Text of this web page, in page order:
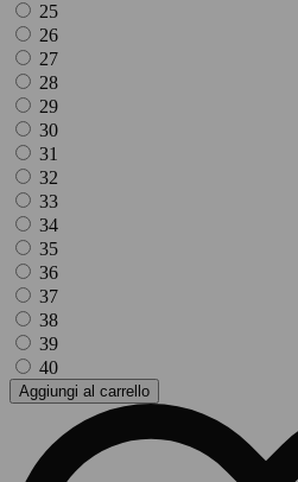
25
26
27
28
29
30
31
32
33
34
35
36
37
38
39
40
Aggiungi al carrello